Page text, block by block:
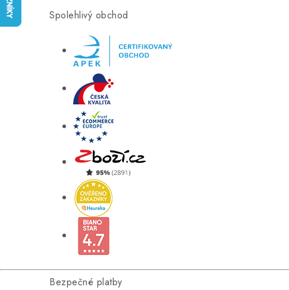
Spolehlivý obchod
Bezpečné platby